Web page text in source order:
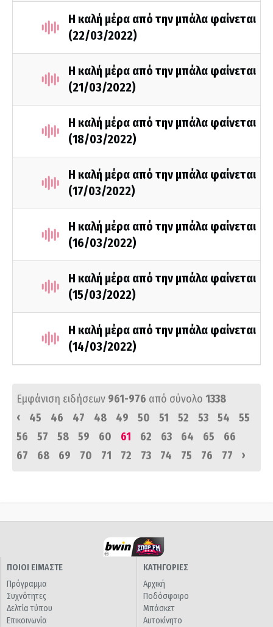
Η καλή μέρα από την μπάλα φαίνεται
(22/03/2022)
Η καλή μέρα από την μπάλα φαίνεται
(21/03/2022)
Η καλή μέρα από την μπάλα φαίνεται
(18/03/2022)
Η καλή μέρα από την μπάλα φαίνεται
(17/03/2022)
Η καλή μέρα από την μπάλα φαίνεται
(16/03/2022)
Η καλή μέρα από την μπάλα φαίνεται
(15/03/2022)
Η καλή μέρα από την μπάλα φαίνεται
(14/03/2022)
Εμφάνιση ειδήσεων 961-976 από σύνολο 1338
‹
45 46 47 48 49 50 51 52 53 54
55
56
57 58 59 60 61 62 63 64 65
66
67
68 69 70 71 72 73 74 75 76 77 ›
ΠΟΙΟΙ ΕΙΜΑΣΤΕ
Πρόγραμμα
Συχνότητες
Δελτία τύπου
Επικοινωνία
ΚΑΤΗΓΟΡΙΕΣ
Αρχική
Ποδόσφαιρο
Μπάσκετ
Αυτοκίνητο